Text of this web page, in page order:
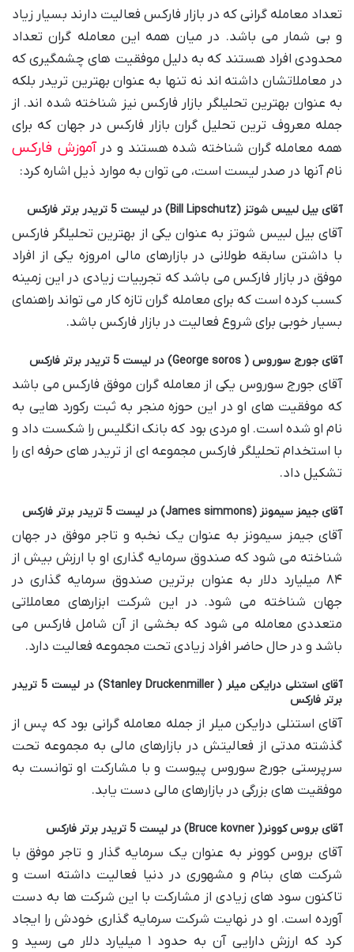
تعداد معامله گرانی که در بازار فارکس فعالیت دارند بسیار زیاد
و بی شمار می باشد. در میان همه این معامله گران تعداد
محدودی افراد هستند که به دلیل موفقیت های چشمگیری که
در معاملاتشان داشته اند نه تنها به عنوان بهترین تریدر بلکه
به عنوان بهترین تحلیلگر بازار فارکس نیز شناخته شده اند. از
جمله معروف ترین تحلیل گران بازار فارکس در جهان که برای
همه معامله گران شناخته شده هستند و درآموزش فارکس
نام آنها در صدر لیست است، می توان به موارد ذیل اشاره کرد:
آقای بیل لبیس شوتز (Bill Lipschutz) در لیست 5 تریدر برتر فارکس
آقای بیل لبیس شوتز به عنوان یکی از بهترین تحلیلگر فارکس
با داشتن سابقه طولانی در بازارهای مالی امروزه یکی از افراد
موفق در بازار فارکس می باشد که تجربیات زیادی در این زمینه
کسب کرده است که برای معامله گران تازه کار می‌ تواند راهنمای
بسیار خوبی برای شروع فعالیت در بازار فارکس باشد.
آقای جورج سوروس ( George soros) در لیست 5 تریدر برتر فارکس
آقای جورج سوروس یکی از معامله گران موفق فارکس می باشد
که موفقیت های او در این حوزه منجر به ثبت رکورد هایی به
نام او شده است. او مردی بود که بانک انگلیس را شکست داد و
با استخدام تحلیلگر فارکس مجموعه‌ ای از تریدر های حرفه ای را
تشکیل داد.
آقای جیمز سیمونز (James simmons) در لیست 5 تریدر برتر فارکس
آقای جیمز سیمونز به عنوان یک نخبه و تاجر موفق در جهان
شناخته می‌ شود که صندوق سرمایه گذاری او با ارزش بیش از
۸۴ میلیارد دلار به عنوان برترین صندوق سرمایه ‌گذاری در
جهان شناخته می‌ شود. در این شرکت ابزارهای معاملاتی
متعددی معامله می شود که بخشی از آن شامل فارکس می
باشد و در حال حاضر افراد زیادی تحت مجموعه فعالیت دارد.
آقای استنلی درایکن میلر ( Stanley Druckenmiller) در لیست 5 تریدر
برتر فارکس
آقای استنلی درایکن میلر از جمله معامله گرانی بود که پس از
گذشته مدتی از فعالیتش در بازارهای مالی به مجموعه تحت
سرپرستی جورج سوروس پیوست و با مشارکت او توانست به
موفقیت های بزرگی در بازارهای مالی دست یابد.
آقای بروس کوونر( Bruce kovner) در لیست 5 تریدر برتر فارکس
آقای بروس کوونر به عنوان یک سرمایه گذار و تاجر موفق با
شرکت های بنام و مشهوری در دنیا فعالیت داشته است و
تاکنون سود های زیادی از مشارکت با این شرکت ‌ها به دست
آورده است. او در نهایت شرکت سرمایه‌ گذاری خودش را ایجاد
کرد که ارزش دارایی آن به حدود ۱ میلیارد دلار می رسید و